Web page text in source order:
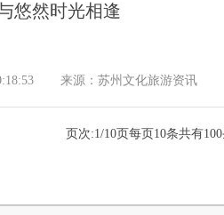
悠然时光相逢
来源：苏州文化旅游资讯
页次:1/10页每页10条共有100